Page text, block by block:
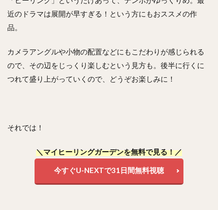
近のドラマは展開が早すぎる！という方にもおススメの作
品。
カメラアングルや小物の配置などにもこだわりが感じられる
ので、その辺をじっくり楽しむという見方も。後半に行くに
つれて盛り上がっていくので、どうぞお楽しみに！
それでは！
＼マイヒーリングガーデンを無料で見る！／
今すぐU-NEXTで31日間無料視聴